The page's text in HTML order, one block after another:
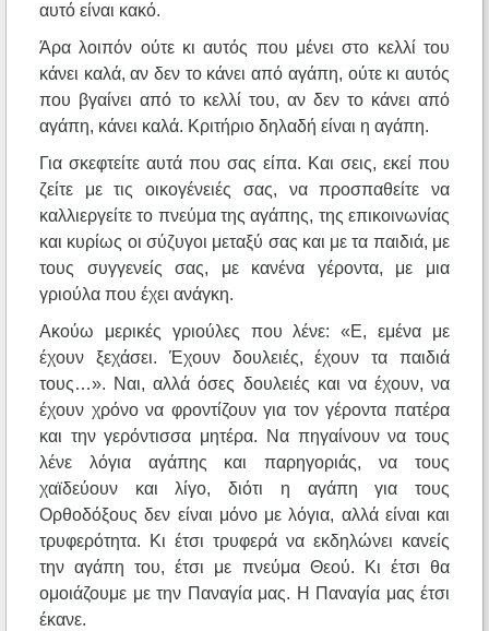
αυτό είναι κακό.
Άρα λοιπόν ούτε κι αυτός που μένει στο κελλί του
κάνει καλά, αν δεν το κάνει από αγάπη, ούτε κι αυτός
που βγαίνει από το κελλί του, αν δεν το κάνει από
αγάπη, κάνει καλά. Κριτήριο δηλαδή είναι η αγάπη.
Για σκεφτείτε αυτά που σας είπα. Και σεις, εκεί που
ζείτε με τις οικογένειές σας, να προσπαθείτε να
καλλιεργείτε το πνεύμα της αγάπης, της επικοινωνίας
και κυρίως οι σύζυγοι μεταξύ σας και με τα παιδιά, με
τους συγγενείς σας, με κανένα γέροντα, με μια
γριούλα που έχει ανάγκη.
Ακούω μερικές γριούλες που λένε: «Ε, εμένα με
έχουν ξεχάσει. Έχουν δουλειές, έχουν τα παιδιά
τους…». Ναι, αλλά όσες δουλειές και να έχουν, να
έχουν χρόνο να φροντίζουν για τον γέροντα πατέρα
και την γερόντισσα μητέρα. Να πηγαίνουν να τους
λένε λόγια αγάπης και παρηγοριάς, να τους
χαϊδεύουν και λίγο, διότι η αγάπη για τους
Ορθοδόξους δεν είναι μόνο με λόγια, αλλά είναι και
τρυφερότητα. Κι έτσι τρυφερά να εκδηλώνει κανείς
την αγάπη του, έτσι με πνεύμα Θεού. Κι έτσι θα
ομοιάζουμε με την Παναγία μας. Η Παναγία μας έτσι
έκανε.